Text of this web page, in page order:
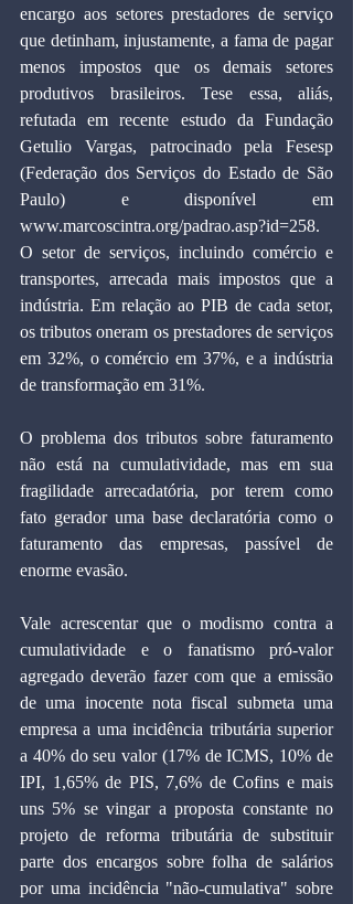
encargo aos setores prestadores de serviço
que detinham, injustamente, a fama de pagar
menos impostos que os demais setores
produtivos brasileiros. Tese essa, aliás,
refutada em recente estudo da Fundação
Getulio Vargas, patrocinado pela Fesesp
(Federação dos Serviços do Estado de São
Paulo) e disponível em
www.marcoscintra.org/padrao.asp?id=258.
O setor de serviços, incluindo comércio e
transportes, arrecada mais impostos que a
indústria. Em relação ao PIB de cada setor,
os tributos oneram os prestadores de serviços
em 32%, o comércio em 37%, e a indústria
de transformação em 31%.
O problema dos tributos sobre faturamento
não está na cumulatividade, mas em sua
fragilidade arrecadatória, por terem como
fato gerador uma base declaratória como o
faturamento das empresas, passível de
enorme evasão.
Vale acrescentar que o modismo contra a
cumulatividade e o fanatismo pró-valor
agregado deverão fazer com que a emissão
de uma inocente nota fiscal submeta uma
empresa a uma incidência tributária superior
a 40% do seu valor (17% de ICMS, 10% de
IPI, 1,65% de PIS, 7,6% de Cofins e mais
uns 5% se vingar a proposta constante no
projeto de reforma tributária de substituir
parte dos encargos sobre folha de salários
por uma incidência "não-cumulativa" sobre